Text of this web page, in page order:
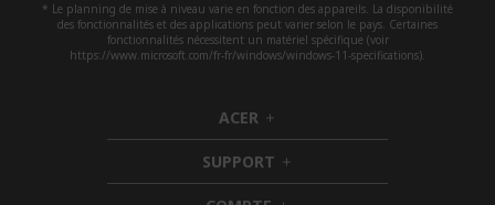
* Le planning de mise à niveau varie en fonction des appareils. La disponibilité
des fonctionnalités et des applications peut varier selon le pays. Certaines
fonctionnalités nécessitent un matériel spécifique (voir
https://www.microsoft.com/fr-fr/windows/windows-11-specifications).
ACER h
i
d
d
SUPPORT h
i